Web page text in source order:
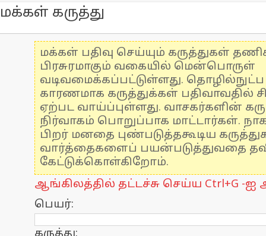
மக்கள் கருத்து
மக்கள் பதிவு செய்யும் கருத்துகள்
பிரசுரமாகும் வகையில் மென்பொருள்
வடிவமைக்கப்பட்டுள்ளது.
காரணமாக கருத்துக்கள் பதிவாவதில்
ஏற்பட வாய்ப்புள்ளது. வாசகர்களின்
நிர்வாகம் பொறுப்பாக மாட்டார்கள்.
பிறர் மனதை புண்படுத்தகூடிய
வார்த்தைகளைப் பயன்படுத்துவதை
கேட்டுக்கொள்கிறோம்.
ஆங்கிலத்தில் தட்டச்சு செய்ய Ctrl+G -ஐ
பெயர்: